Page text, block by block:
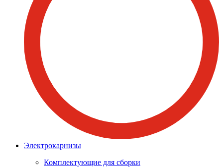
Электрокарнизы
Комплектующие для сборки